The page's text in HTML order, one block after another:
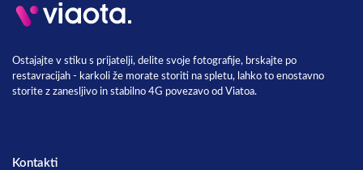
Ostajajte v stiku s prijatelji, delite svoje fotografije, brskajte po
restavracijah - karkoli že morate storiti na spletu, lahko to enostavno
storite z zanesljivo in stabilno 4G povezavo od Viatoa.
Kontakti